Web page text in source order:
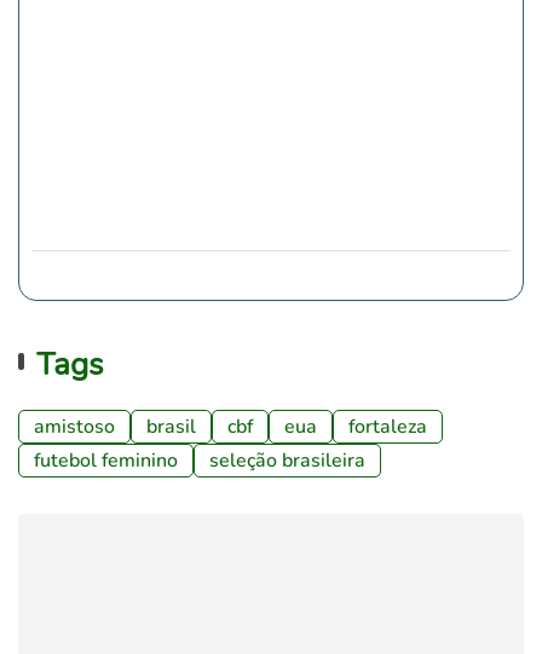
Tags
amistoso brasil cbf eua
fortaleza
futebol feminino
seleção brasileira